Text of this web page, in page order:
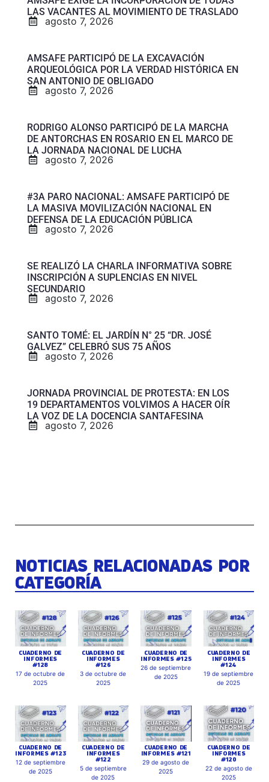
LAS VACANTES AL MOVIMIENTO DE TRASLADO
agosto 7, 2026
AMSAFE PARTICIPÓ DE LA EXCAVACIÓN
ARQUEOLÓGICA POR LA VERDAD HISTÓRICA EN
SAN ANTONIO DE OBLIGADO
agosto 7, 2026
RODRIGO ALONSO PARTICIPÓ DE LA MARCHA
DE ANTORCHAS EN ROSARIO EN EL MARCO DE
LA JORNADA NACIONAL DE LUCHA
agosto 7, 2026
#3A PARO NACIONAL: AMSAFE PARTICIPÓ DE
LA MASIVA MOVILIZACIÓN NACIONAL EN
DEFENSA DE LA EDUCACIÓN PÚBLICA
agosto 7, 2026
SE REALIZÓ LA CHARLA INFORMATIVA SOBRE
INSCRIPCIÓN A SUPLENCIAS EN NIVEL
SECUNDARIO
agosto 7, 2026
SANTO TOMÉ: EL JARDÍN N° 25 “DR. JOSÉ
GALVEZ” CELEBRÓ SUS 75 AÑOS
agosto 7, 2026
JORNADA PROVINCIAL DE PROTESTA: EN LOS
19 DEPARTAMENTOS VOLVIMOS A HACER OÍR
LA VOZ DE LA DOCENCIA SANTAFESINA
agosto 7, 2026
NOTICIAS RELACIONADAS POR
CATEGORÍA
CUADERNO DE
INFORMES
#128
17 de octubre de
2025
CUADERNO DE
INFORMES
#126
3 de octubre de
2025
CUADERNO DE
INFORMES #125
26 de septiembre
de 2025
CUADERNO DE
INFORMES
#124
19 de septiembre
de 2025
CUADERNO DE
INFORMES #123
12 de septiembre
de 2025
CUADERNO DE
INFORMES
#122
5 de septiembre
de 2025
CUADERNO DE
INFORMES #121
29 de agosto de
2025
CUADERNO DE
INFORMES
#120
22 de agosto de
2025